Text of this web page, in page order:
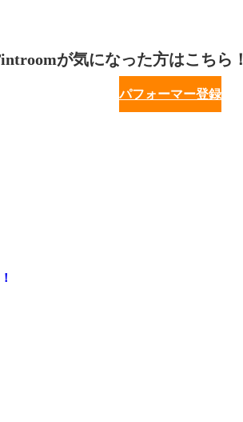
が気になった方はこちら！
パフォーマー登録